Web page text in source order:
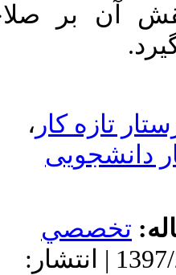
صلاحیت
کار
| پذیرش: 1397/2/30 | انتشار: